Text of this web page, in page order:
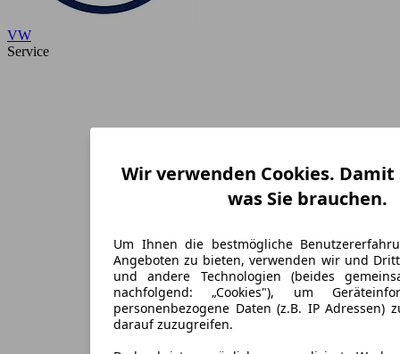
VW
Service
Wir verwenden Cookies.
was Sie brauchen.
Um Ihnen die bestmögliche
Angeboten zu bieten, verwenden wir und
und andere Technologien (beides
nachfolgend: „Cookies"), um
personenbezogene Daten (z.B. IP Adressen)
darauf zuzugreifen.